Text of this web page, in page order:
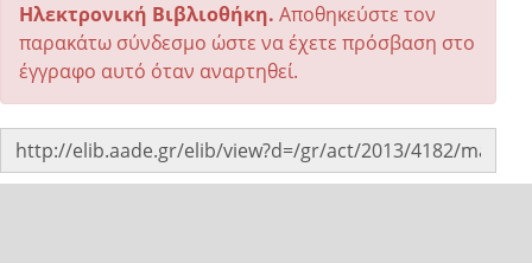
Ηλεκτρονική Βιβλιοθήκη. Αποθηκεύστε τον
παρακάτω σύνδεσμο ώστε να έχετε πρόσβαση στο
έγγραφο αυτό όταν αναρτηθεί.